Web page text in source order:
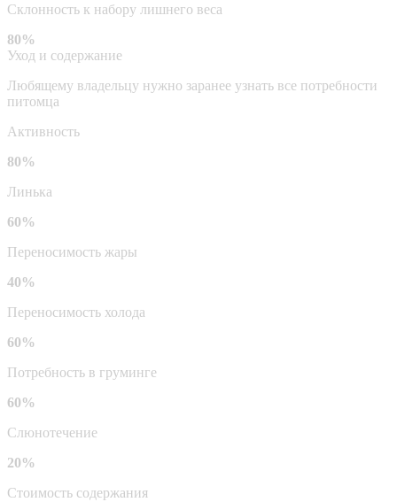
Склонность к набору лишнего веса
80%
Уход и содержание
Любящему владельцу нужно заранее узнать все потребности
питомца
Активность
80%
Линька
60%
Переносимость жары
40%
Переносимость холода
60%
Потребность в груминге
60%
Слюнотечение
20%
Стоимость содержания